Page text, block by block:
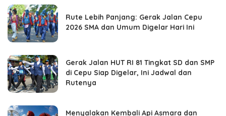
Rute Lebih Panjang: Gerak Jalan Cepu
2026 SMA dan Umum Digelar Hari Ini
Gerak Jalan HUT RI 81 Tingkat SD dan SMP
di Cepu Siap Digelar, Ini Jadwal dan
Rutenya
Menyalakan Kembali Api Asmara dan